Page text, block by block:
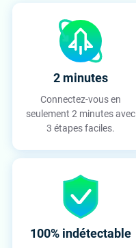
2 minutes
Connectez-vous en
seulement 2 minutes avec
3 étapes faciles.
100% indétectable